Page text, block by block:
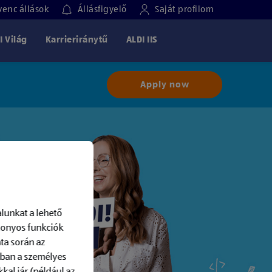
állások Állásfigyelő Saját profilom
Világ Karrieriránytű ALDI IIS
Apply now
a lehető
funkciók
során az
a személyes